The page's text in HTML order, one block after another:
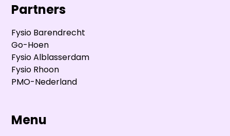
Menu
Partners
Fysio Barendrecht
Go-Hoen
Fysio Alblasserdam
Fysio Rhoon
PMO-Nederland